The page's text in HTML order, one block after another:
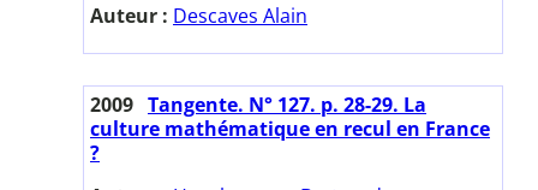
Auteur : Descaves Alain
2009 Tangente. N° 127. p. 28-29. La
culture mathématique en recul en France
?